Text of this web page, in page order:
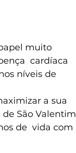
muito
cardíaca
níveis de
a sua
São Valentim
de  vida com